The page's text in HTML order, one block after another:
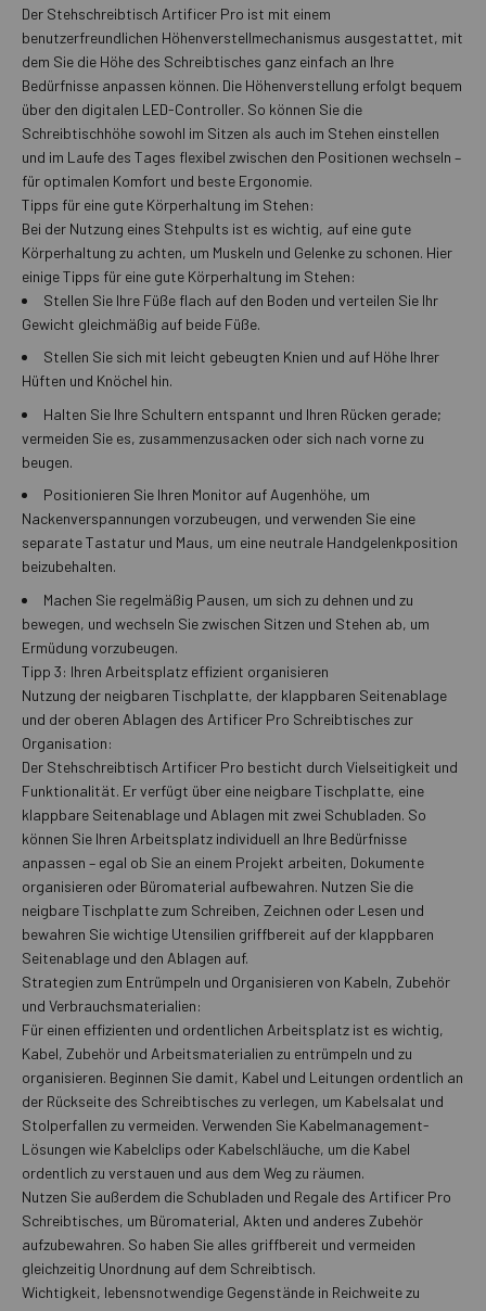
Der Stehschreibtisch Artificer Pro ist mit einem
benutzerfreundlichen Höhenverstellmechanismus ausgestattet, mit
dem Sie die Höhe des Schreibtisches ganz einfach an Ihre
Bedürfnisse anpassen können. Die Höhenverstellung erfolgt bequem
über den digitalen LED-Controller. So können Sie die
Schreibtischhöhe sowohl im Sitzen als auch im Stehen einstellen
und im Laufe des Tages flexibel zwischen den Positionen wechseln –
für optimalen Komfort und beste Ergonomie.
Tipps für eine gute Körperhaltung im Stehen:
Bei der Nutzung eines Stehpults ist es wichtig, auf eine gute
Körperhaltung zu achten, um Muskeln und Gelenke zu schonen. Hier
einige Tipps für eine gute Körperhaltung im Stehen:
Stellen Sie Ihre Füße flach auf den Boden und verteilen Sie Ihr
Gewicht gleichmäßig auf beide Füße.
Stellen Sie sich mit leicht gebeugten Knien und auf Höhe Ihrer
Hüften und Knöchel hin.
Halten Sie Ihre Schultern entspannt und Ihren Rücken gerade;
vermeiden Sie es, zusammenzusacken oder sich nach vorne zu
beugen.
Positionieren Sie Ihren Monitor auf Augenhöhe, um
Nackenverspannungen vorzubeugen, und verwenden Sie eine
separate Tastatur und Maus, um eine neutrale Handgelenkposition
beizubehalten.
Machen Sie regelmäßig Pausen, um sich zu dehnen und zu
bewegen, und wechseln Sie zwischen Sitzen und Stehen ab, um
Ermüdung vorzubeugen.
Tipp 3: Ihren Arbeitsplatz effizient organisieren
Nutzung der neigbaren Tischplatte, der klappbaren Seitenablage
und der oberen Ablagen des Artificer Pro Schreibtisches zur
Organisation:
Der Stehschreibtisch Artificer Pro besticht durch Vielseitigkeit und
Funktionalität. Er verfügt über eine neigbare Tischplatte, eine
klappbare Seitenablage und Ablagen mit zwei Schubladen. So
können Sie Ihren Arbeitsplatz individuell an Ihre Bedürfnisse
anpassen – egal ob Sie an einem Projekt arbeiten, Dokumente
organisieren oder Büromaterial aufbewahren. Nutzen Sie die
neigbare Tischplatte zum Schreiben, Zeichnen oder Lesen und
bewahren Sie wichtige Utensilien griffbereit auf der klappbaren
Seitenablage und den Ablagen auf.
Strategien zum Entrümpeln und Organisieren von Kabeln, Zubehör
und Verbrauchsmaterialien:
Für einen effizienten und ordentlichen Arbeitsplatz ist es wichtig,
Kabel, Zubehör und Arbeitsmaterialien zu entrümpeln und zu
organisieren. Beginnen Sie damit, Kabel und Leitungen ordentlich an
der Rückseite des Schreibtisches zu verlegen, um Kabelsalat und
Stolperfallen zu vermeiden. Verwenden Sie Kabelmanagement-
Lösungen wie Kabelclips oder Kabelschläuche, um die Kabel
ordentlich zu verstauen und aus dem Weg zu räumen.
Nutzen Sie außerdem die Schubladen und Regale des Artificer Pro
Schreibtisches, um Büromaterial, Akten und anderes Zubehör
aufzubewahren. So haben Sie alles griffbereit und vermeiden
gleichzeitig Unordnung auf dem Schreibtisch.
Wichtigkeit, lebensnotwendige Gegenstände in Reichweite zu